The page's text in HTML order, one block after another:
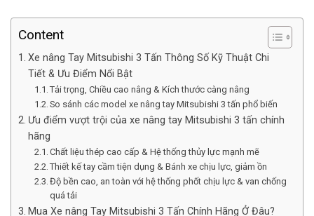
Content
Xe nâng Tay Mitsubishi 3 Tấn Thông Số Kỹ Thuật Chi
Tiết & Ưu Điểm Nổi Bật
Tải trọng, Chiều cao nâng & Kích thước càng nâng
So sánh các model xe nâng tay Mitsubishi 3 tấn phổ biến
Ưu điểm vượt trội của xe nâng tay Mitsubishi 3 tấn chính
hãng
Chất liệu thép cao cấp & Hệ thống thủy lực mạnh mẽ
Thiết kế tay cầm tiện dụng & Bánh xe chịu lực, giảm ồn
Độ bền cao, an toàn với hệ thống phốt chịu lực & van chống
quá tải
Mua Xe nâng Tay Mitsubishi 3 Tấn Chính Hãng Ở Đâu?